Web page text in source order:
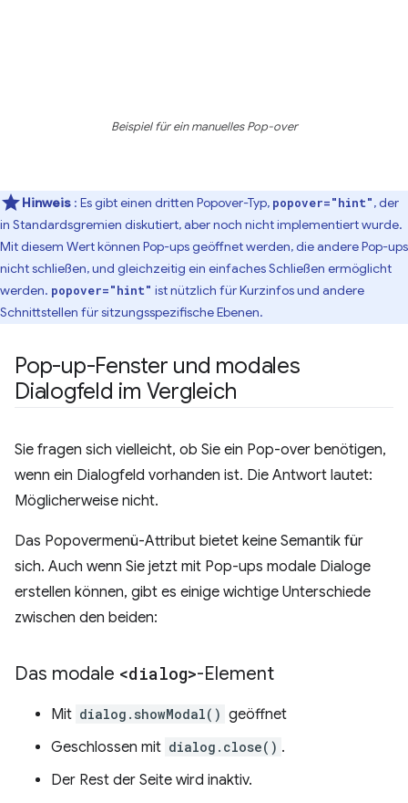
Beispiel für ein manuelles Pop-over
Hinweis : Es gibt einen dritten Popover-Typ, popover="hint", der
in Standardsgremien diskutiert, aber noch nicht implementiert wurde.
Mit diesem Wert können Pop-ups geöffnet werden, die andere Pop-ups
nicht schließen, und gleichzeitig ein einfaches Schließen ermöglicht
werden. popover="hint" ist nützlich für Kurzinfos und andere
Schnittstellen für sitzungsspezifische Ebenen.
Pop-up-Fenster und modales
Dialogfeld im Vergleich
Sie fragen sich vielleicht, ob Sie ein Pop-over benötigen,
wenn ein Dialogfeld vorhanden ist. Die Antwort lautet:
Möglicherweise nicht.
Das Popovermenü-Attribut bietet keine Semantik für
sich. Auch wenn Sie jetzt mit Pop-ups modale Dialoge
erstellen können, gibt es einige wichtige Unterschiede
zwischen den beiden:
Das modale <dialog>-Element
Mit dialog.showModal() geöffnet
Geschlossen mit dialog.close() .
Der Rest der Seite wird inaktiv.